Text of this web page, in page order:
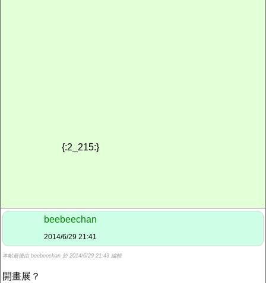
{:2_215:}
beebeechan
2014/6/29 21:41
本帖最後由 beebeechan 於 2014/6/29 21:43 編輯
開畫展？